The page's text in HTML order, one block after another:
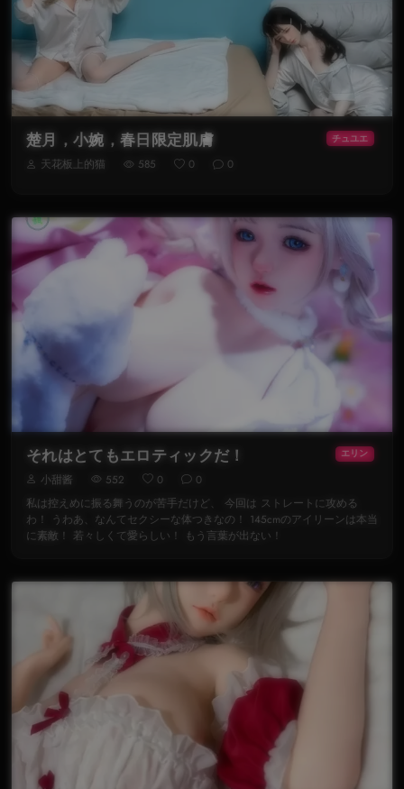
楚月，小婉，春日限定肌膚 チュユエ
天花板上的猫 585 0 0
それはとてもエロティックだ！ エリン
小甜酱 552 0
0
私は控えめに振る舞うのが苦手だけど、 今回は ストレートに攻める
わ！ うわあ、なんてセクシーな体つきなの！ 145cmのアイリーンは本当
に素敵！ 若々しくて愛らしい！ もう言葉が出ない！